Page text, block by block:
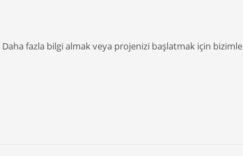
Daha fazla bilgi almak veya projenizi başlatmak için bizimle